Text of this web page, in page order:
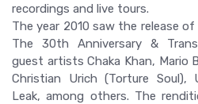
recordings and live tours.
The year 2010 saw the release
The 30th Anniversary &
guest artists Chaka Khan, Mario
Christian Urich (Torture Soul),
Leak, among others. The